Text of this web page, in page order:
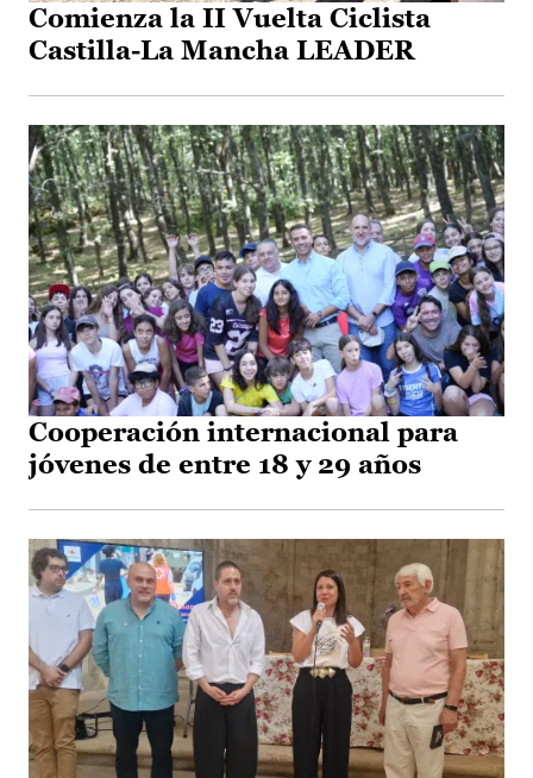
Comienza la II Vuelta Ciclista
Castilla-La Mancha LEADER
Cooperación internacional para
jóvenes de entre 18 y 29 años